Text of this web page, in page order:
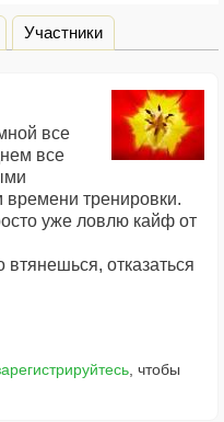
Участники
все
все
тренировки.
уже ловлю кайф от
втянешься, отказаться
, чтобы